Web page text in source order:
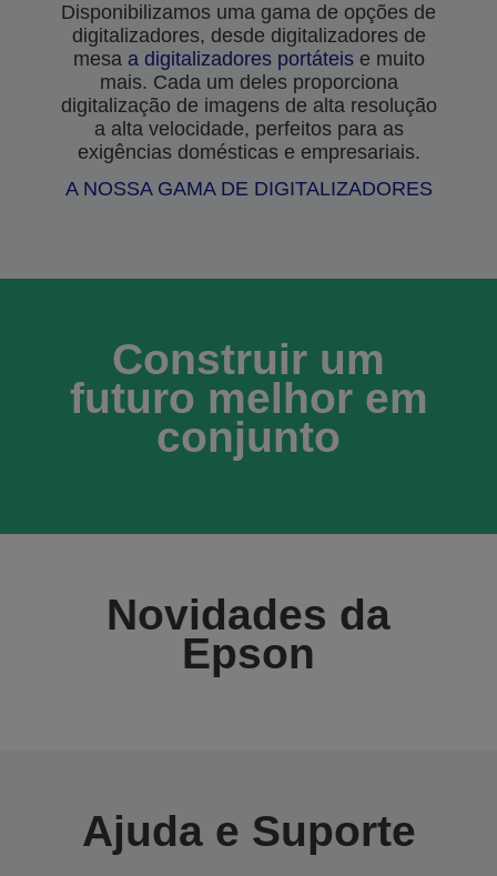
Disponibilizamos uma gama de opções de
digitalizadores, desde digitalizadores de
mesaa digitalizadores portáteise muito
mais. Cada um deles proporciona
digitalização de imagens de alta resolução
a alta velocidade, perfeitos para as
exigências domésticas e empresariais.
A NOSSA GAMA DE DIGITALIZADORES
Construir um
futuro melhor em
conjunto
Novidades da
Epson
Ajuda e Suporte